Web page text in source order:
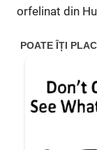
orfelinat din